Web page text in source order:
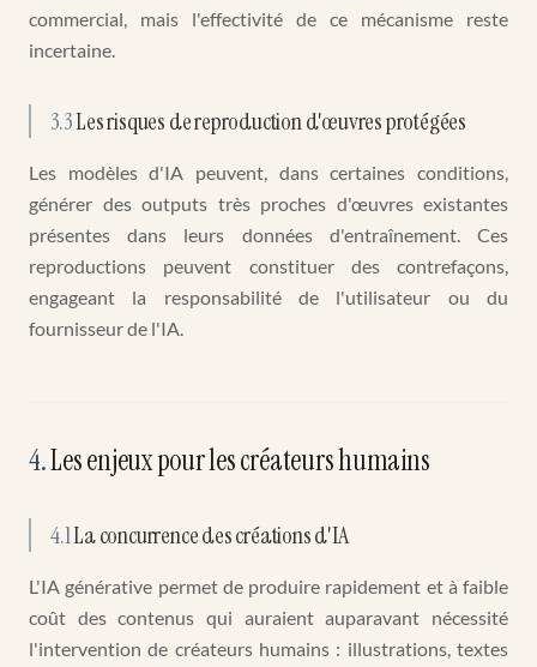
commercial, mais l'effectivité de ce mécanisme reste
incertaine.
3.3Les risques de reproduction d'œuvres protégées
Les modèles d'IA peuvent, dans certaines conditions,
générer des outputs très proches d'œuvres existantes
présentes dans leurs données d'entraînement. Ces
reproductions peuvent constituer des contrefaçons,
engageant la responsabilité de l'utilisateur ou du
fournisseur de l'IA.
4.Les enjeux pour les créateurs humains
4.1La concurrence des créations d'IA
L'IA générative permet de produire rapidement et à faible
coût des contenus qui auraient auparavant nécessité
l'intervention de créateurs humains : illustrations, textes